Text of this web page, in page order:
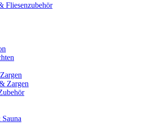
Fliesenzubehör
Zargen